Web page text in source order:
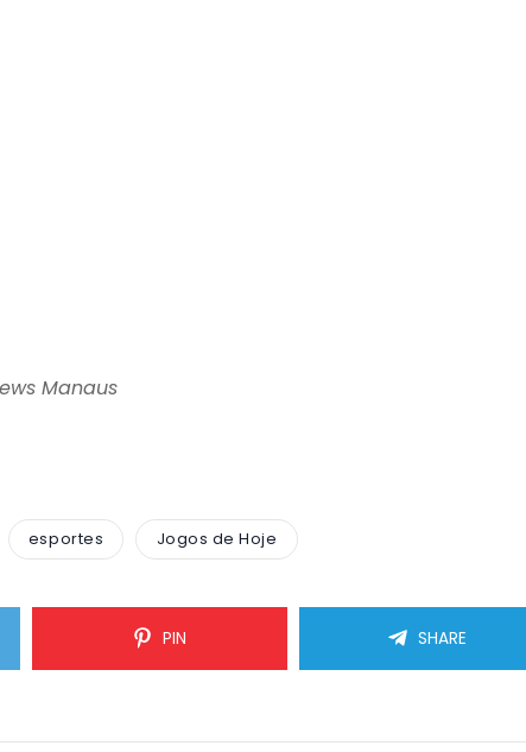
Manaus
esportes Jogos de Hoje
PIN SHARE